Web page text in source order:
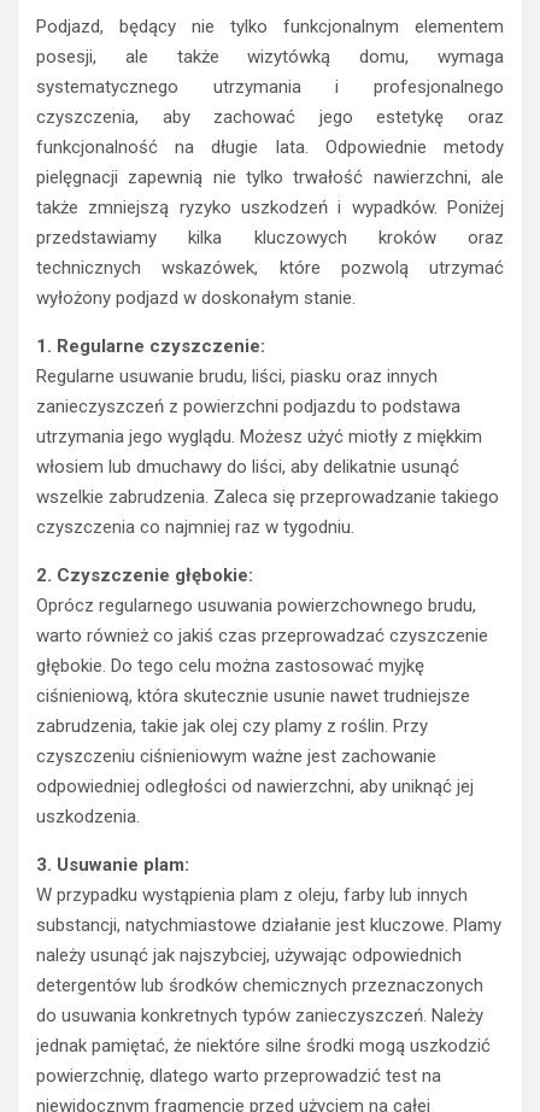
Podjazd, będący nie tylko funkcjonalnym elementem
posesji, ale także wizytówką domu, wymaga
systematycznego utrzymania i profesjonalnego
czyszczenia, aby zachować jego estetykę oraz
funkcjonalność na długie lata. Odpowiednie metody
pielęgnacji zapewnią nie tylko trwałość nawierzchni, ale
także zmniejszą ryzyko uszkodzeń i wypadków. Poniżej
przedstawiamy kilka kluczowych kroków oraz
technicznych wskazówek, które pozwolą utrzymać
wyłożony podjazd w doskonałym stanie.
1. Regularne czyszczenie:
Regularne usuwanie brudu, liści, piasku oraz innych
zanieczyszczeń z powierzchni podjazdu to podstawa
utrzymania jego wyglądu. Możesz użyć miotły z miękkim
włosiem lub dmuchawy do liści, aby delikatnie usunąć
wszelkie zabrudzenia. Zaleca się przeprowadzanie takiego
czyszczenia co najmniej raz w tygodniu.
2. Czyszczenie głębokie:
Oprócz regularnego usuwania powierzchownego brudu,
warto również co jakiś czas przeprowadzać czyszczenie
głębokie. Do tego celu można zastosować myjkę
ciśnieniową, która skutecznie usunie nawet trudniejsze
zabrudzenia, takie jak olej czy plamy z roślin. Przy
czyszczeniu ciśnieniowym ważne jest zachowanie
odpowiedniej odległości od nawierzchni, aby uniknąć jej
uszkodzenia.
3. Usuwanie plam:
W przypadku wystąpienia plam z oleju, farby lub innych
substancji, natychmiastowe działanie jest kluczowe. Plamy
należy usunąć jak najszybciej, używając odpowiednich
detergentów lub środków chemicznych przeznaczonych
do usuwania konkretnych typów zanieczyszczeń. Należy
jednak pamiętać, że niektóre silne środki mogą uszkodzić
powierzchnię, dlatego warto przeprowadzić test na
niewidocznym fragmencie przed użyciem na całej